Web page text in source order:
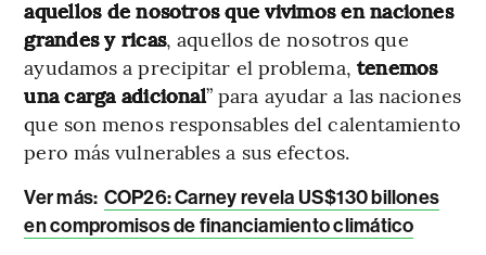
aquellos de nosotros que vivimos en naciones
grandes y ricas, aquellos de nosotros que
ayudamos a precipitar el problema, tenemos
una carga adicional” para ayudar a las naciones
que son menos responsables del calentamiento
pero más vulnerables a sus efectos.
Ver más: COP26: Carney revela US$130 billones
en compromisos de financiamiento climático